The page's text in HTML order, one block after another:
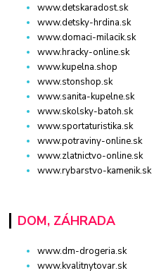
www.detskaradost.sk
www.detsky-hrdina.sk
www.domaci-milacik.sk
www.hracky-online.sk
www.kupelna.shop
www.stonshop.sk
www.sanita-kupelne.sk
www.skolsky-batoh.sk
www.sportaturistika.sk
www.potraviny-online.sk
www.zlatnictvo-online.sk
www.rybarstvo-kamenik.sk
DOM, ZÁHRADA
www.dm-drogeria.sk
www.kvalitnytovar.sk